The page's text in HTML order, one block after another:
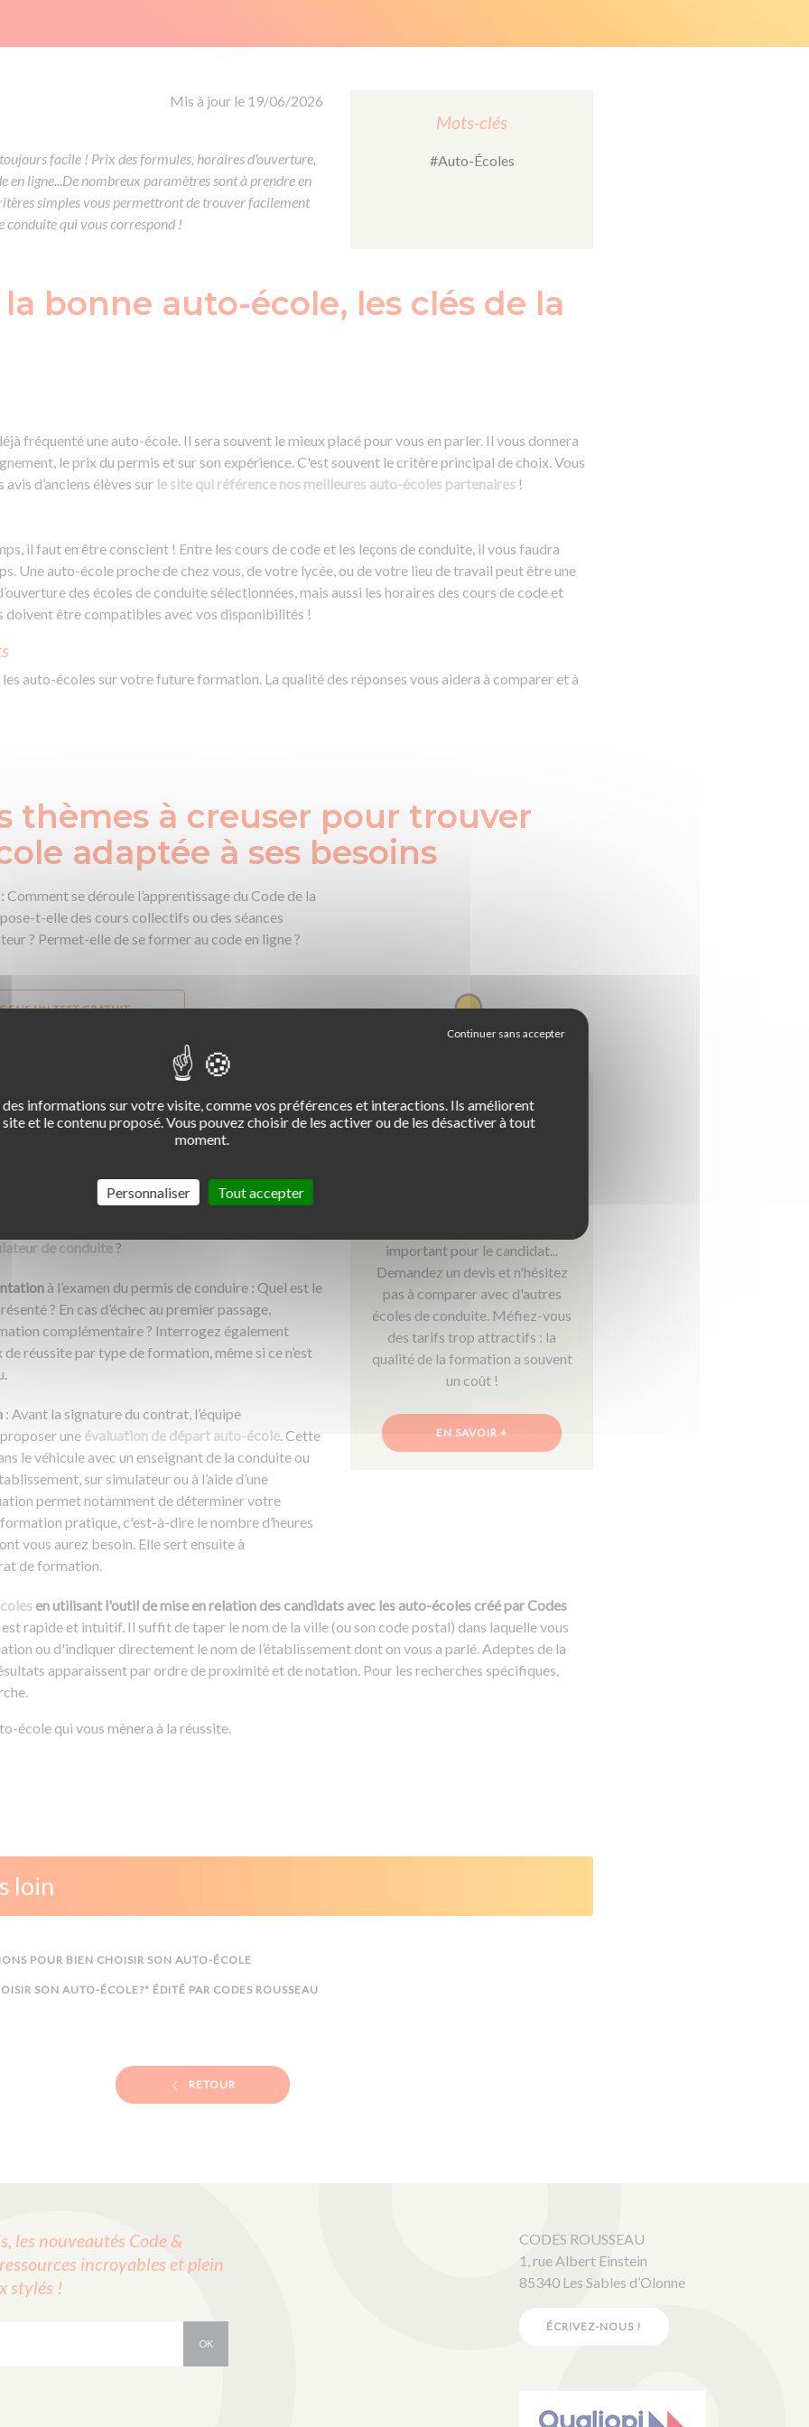
Mis à jour le 19/06/2026
facile ! Prix des formules, horaires d'ouverture,
en ligne...De nombreux paramètres sont à prendre en
simples vous permettront de trouver facilement
conduite qui vous correspond !
Mots-clés
#Auto-Écoles
bonne auto-école, les clés de la
fréquenté une auto-école. Il sera souvent le mieux placé pour vous en parler. Il vous donnera
le prix du permis et sur son expérience. C'est souvent le critère principal de choix. Vous
d’anciens élèves sur le site qui référence nos meilleures auto-écoles partenaires !
il faut en être conscient ! Entre les cours de code et les leçons de conduite, il vous faudra
Une auto-école proche de chez vous, de votre lycée, ou de votre lieu de travail peut être une
des écoles de conduite sélectionnées, mais aussi les horaires des cours de code et
doivent être compatibles avec vos disponibilités !
auto-écoles sur votre future formation. La qualité des réponses vous aidera à comparer et à
thèmes à creuser pour trouver
adaptée à ses besoins
: Comment se déroule l’apprentissage du Code de la
t-elle des cours collectifs ou des séances
? Permet-elle de se former au code en ligne ?
FAIS UN TEST GRATUIT
s’organisent les leçons de conduite ?
les enseignants, la durée des cours, le rythme
: Est-il possible de réviser son Code de la route en
de conduite?
à l’examen du permis de conduire : Quel est le
? En cas d’échec au premier passage,
complémentaire ? Interrogez également
de réussite par type de formation, même si ce n’est
: Avant la signature du contrat, l’équipe
une évaluation de départ auto-école. Cette
le véhicule avec un enseignant de la conduite ou
sur simulateur ou à l’aide d’une
permet notamment de déterminer votre
pratique, c'est-à-dire le nombre d’heures
vous aurez besoin. Elle sert ensuite à
de formation.​
important pour le candidat...
Demandez un devis et n'hésitez
pas à comparer avec d'autres
écoles de conduite. Méfiez-vous
des tarifs trop attractifs : la
qualité de la formation a souvent
un coût !
EN SAVOIR +
en utilisant l'outil de mise en relation des candidats avec les auto-écoles créé par Codes
rapide et intuitif. Il suffit de taper le nom de la ville (ou son code postal) dans laquelle vous
ou d'indiquer directement le nom de l’établissement dont on vous a parlé. Adeptes de la
apparaissent par ordre de proximité et de notation. Pour les recherches spécifiques,
école qui vous mènera à la réussite.
loin
POUR BIEN CHOISIR SON AUTO-ÉCOLE
SON AUTO-ÉCOLE?" ÉDITÉ PAR CODES ROUSSEAU
RETOUR
les nouveautés Code &
incroyables et plein
stylés !
OK
CODES ROUSSEAU
1, rue Albert Einstein
85340 Les Sables d’Olonne
ÉCRIVEZ-NOUS !
informations sur votre visite, comme vos préférences et interactions. Ils améliorent
et le contenu proposé. Vous pouvez choisir de les activer ou de les désactiver à tout
moment.
Tout accepter
Personnaliser